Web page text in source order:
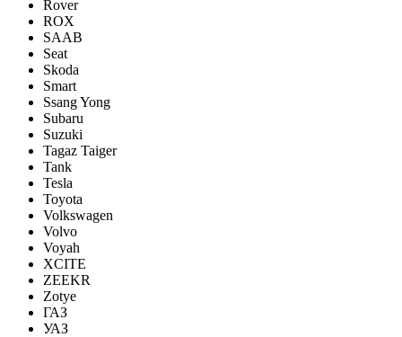
Rover
ROX
SAAB
Seat
Skoda
Smart
Ssang Yong
Subaru
Suzuki
Tagaz Taiger
Tank
Tesla
Toyota
Volkswagen
Volvo
Voyah
XCITE
ZEEKR
Zotye
ГАЗ
УАЗ